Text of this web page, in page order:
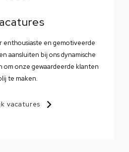
enthousiaste en gemotiveerde
aansluiten bij ons dynamische
om onze gewaardeerde klanten
te maken.
vacatures